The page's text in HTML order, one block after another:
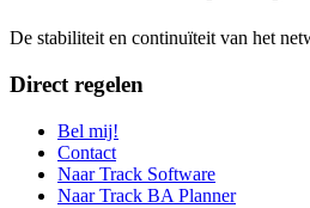
De stabiliteit en continuïteit van het
Direct regelen
Bel mij!
Contact
Naar Track Software
Naar Track BA Planner